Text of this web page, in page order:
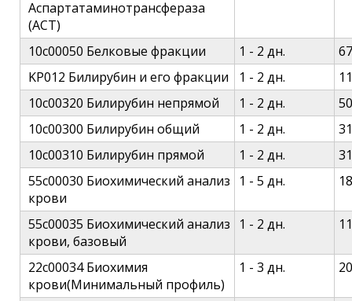
Аспартатаминотрансфераза
(АСТ)
10c00050 Белковые фракции 1 - 2 дн.
KP012 Билирубин и его фракции
1 - 2 дн.
10c00320 Билирубин непрямой
1 - 2 дн.
10c00300 Билирубин общий
1 - 2 дн.
10c00310 Билирубин прямой
1 - 2 дн.
55c00030 Биохимический анализ
крови
1 - 5 дн.
55c00035 Биохимический анализ
крови, базовый
1 - 2 дн.
22c00034 Биохимия
крови(Минимальный профиль)
1 - 3 дн.